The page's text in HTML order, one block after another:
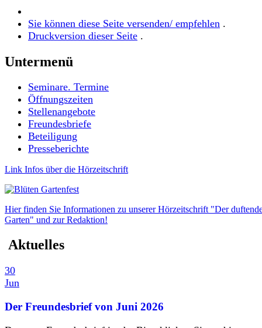
Sie können diese Seite versenden/ empfehlen .
Druckversion dieser Seite .
Untermenü
Seminare. Termine
Öffnungszeiten
Stellenangebote
Freundesbriefe
Beteiligung
Presseberichte
Link Infos über die Hörzeitschrift
Hier finden Sie Informationen zu unserer Hörzeitschrift "Der
Garten" und zur Redaktion!
Aktuelles
30
Jun
Der Freundesbrief von Juni 2026